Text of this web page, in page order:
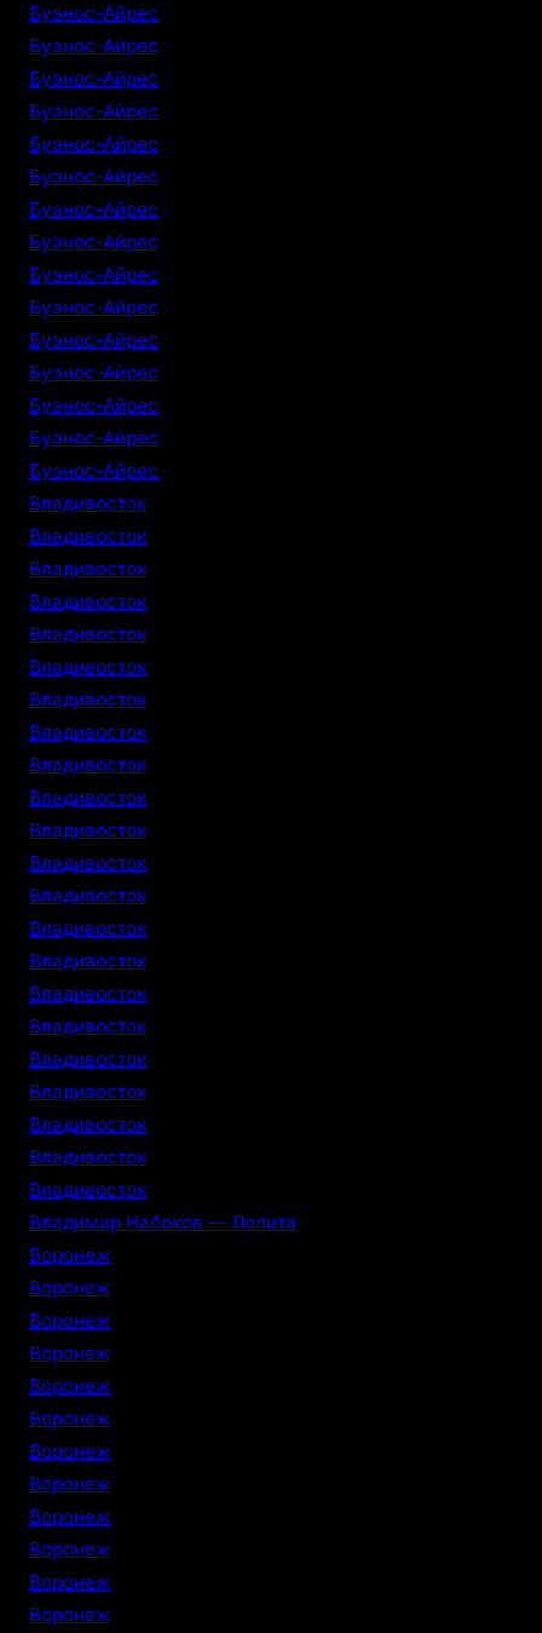
Буэнос-Айрес
Буэнос-Айрес
Буэнос-Айрес
Буэнос-Айрес
Буэнос-Айрес
Буэнос-Айрес
Буэнос-Айрес
Буэнос-Айрес
Буэнос-Айрес
Буэнос-Айрес
Буэнос-Айрес
Буэнос-Айрес
Буэнос-Айрес
Буэнос-Айрес
Буэнос-Айрес
Владивосток
Владивосток
Владивосток
Владивосток
Владивосток
Владивосток
Владивосток
Владивосток
Владивосток
Владивосток
Владивосток
Владивосток
Владивосток
Владивосток
Владивосток
Владивосток
Владивосток
Владивосток
Владивосток
Владивосток
Владивосток
Владивосток
Владимир Набоков — Лолита
Воронеж
Воронеж
Воронеж
Воронеж
Воронеж
Воронеж
Воронеж
Воронеж
Воронеж
Воронеж
Воронеж
Воронеж